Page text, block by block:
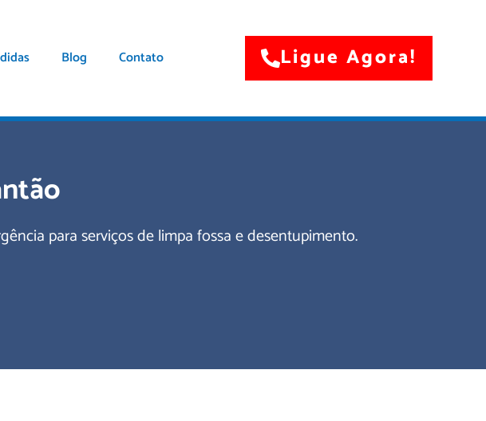
Blog Contato Ligue Agora!
para serviços de limpa fossa e desentupimento.